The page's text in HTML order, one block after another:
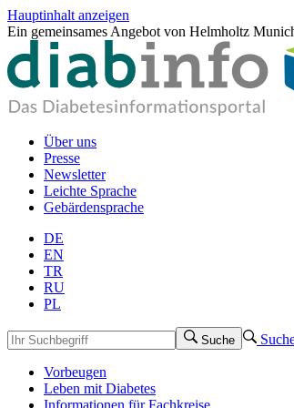
Hauptinhalt anzeigen
Ein gemeinsames Angebot von Helmholtz
Über uns
Presse
Newsletter
Leichte Sprache
Gebärdensprache
DE
EN
TR
RU
PL
Suche
Vorbeugen
Leben mit Diabetes
Informationen für Fachkreise